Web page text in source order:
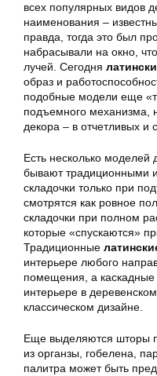
всех популярных видов
наименования –
правда, тогда это был
набрасывали на окно,
лучей. Сегодня
образ и
подобные модели еще
подъемного механизма,
декора – в отчетливых и
Есть несколько моделей
бывают традиционными
складочки только при
смотрятся как ровное
складочки при полном
которые «спускаются»
Традиционные
интерьере любого
помещения, а каскадные
интерьере в
классическом дизайне.
Еще выделяются шторы
из органзы, гобелена,
палитра может быть